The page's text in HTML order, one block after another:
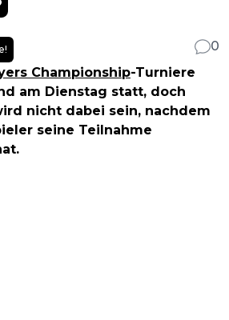
0
Championship-Turniere
am Dienstag statt, doch
nicht dabei sein, nachdem
seine Teilnahme